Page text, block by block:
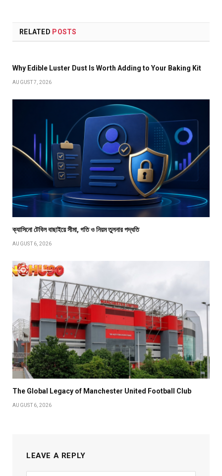
RELATED POSTS
Why Edible Luster Dust Is Worth Adding to Your Baking Kit
AUGUST 7, 2026
ক্যাসিনো টেবিল বাছাইয়ে সীমা, গতি ও নিয়ম তুলনার পদ্ধতি
AUGUST 6, 2026
The Global Legacy of Manchester United Football Club
AUGUST 6, 2026
LEAVE A REPLY